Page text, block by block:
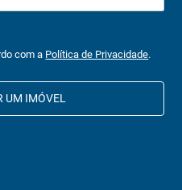
com a Política de Privacidade.
UM IMÓVEL